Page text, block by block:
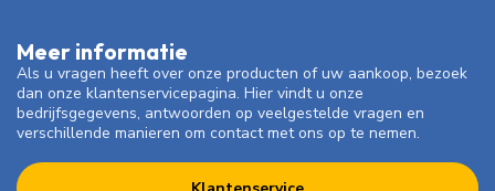
Meer informatie
Als u vragen heeft over onze producten of uw aankoop, bezoek
dan onze klantenservicepagina. Hier vindt u onze
bedrijfsgegevens, antwoorden op veelgestelde vragen en
verschillende manieren om contact met ons op te nemen.